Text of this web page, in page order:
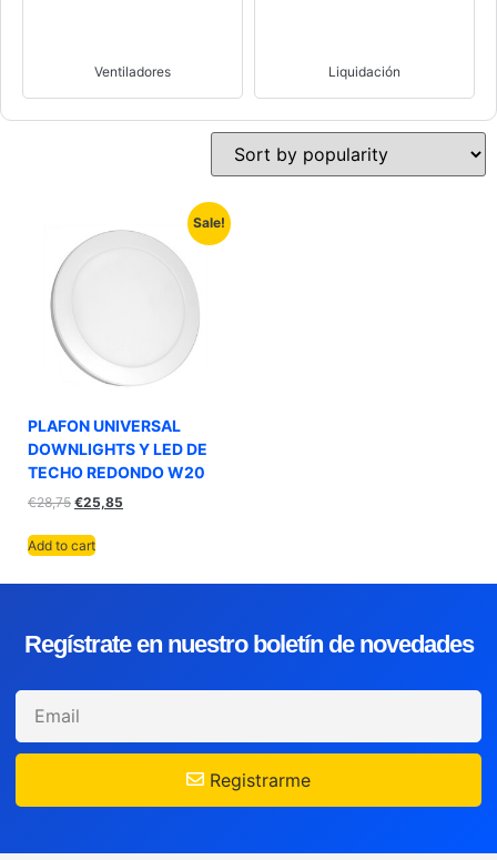
Ventiladores Liquidación
Sale!
PLAFON UNIVERSAL
DOWNLIGHTS Y LED DE
TECHO REDONDO W20
€28,75 €25,85
Add to cart
Regístrate en nuestro boletín de novedades
Registrarme